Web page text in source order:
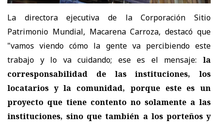
La directora ejecutiva de la Corporación Sitio
Patrimonio Mundial, Macarena Carroza, destacó que
"vamos viendo cómo la gente va percibiendo este
trabajo y lo va cuidando; ese es el mensaje: la
corresponsabilidad de las instituciones, los
locatarios y la comunidad, porque este es un
proyecto que tiene contento no solamente a las
instituciones, sino que también a los porteños y